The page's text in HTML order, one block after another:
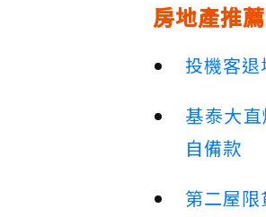
房地產推
投機客
基泰大
自備款
第二屋